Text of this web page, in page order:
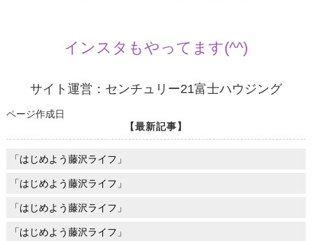
インスタもやってます(^^)
サイト運営：センチュリー21富士ハウジング
ページ作成日
【最新記事】
「はじめよう藤沢ライフ」
「はじめよう藤沢ライフ」
「はじめよう藤沢ライフ」
「はじめよう藤沢ライフ」